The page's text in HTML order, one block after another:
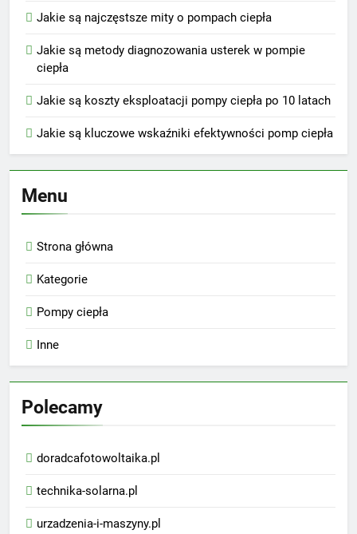
Jakie są najczęstsze mity o pompach ciepła
Jakie są metody diagnozowania usterek w pompie
ciepła
Jakie są koszty eksploatacji pompy ciepła po 10 latach
Jakie są kluczowe wskaźniki efektywności pomp ciepła
Menu
Strona główna
Kategorie
Pompy ciepła
Inne
Polecamy
doradcafotowoltaika.pl
technika-solarna.pl
urzadzenia-i-maszyny.pl